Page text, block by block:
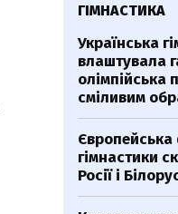
ГІМНАСТИКА
Українська
влаштувала
олімпійська
сміливим
гімнастики
Росії і